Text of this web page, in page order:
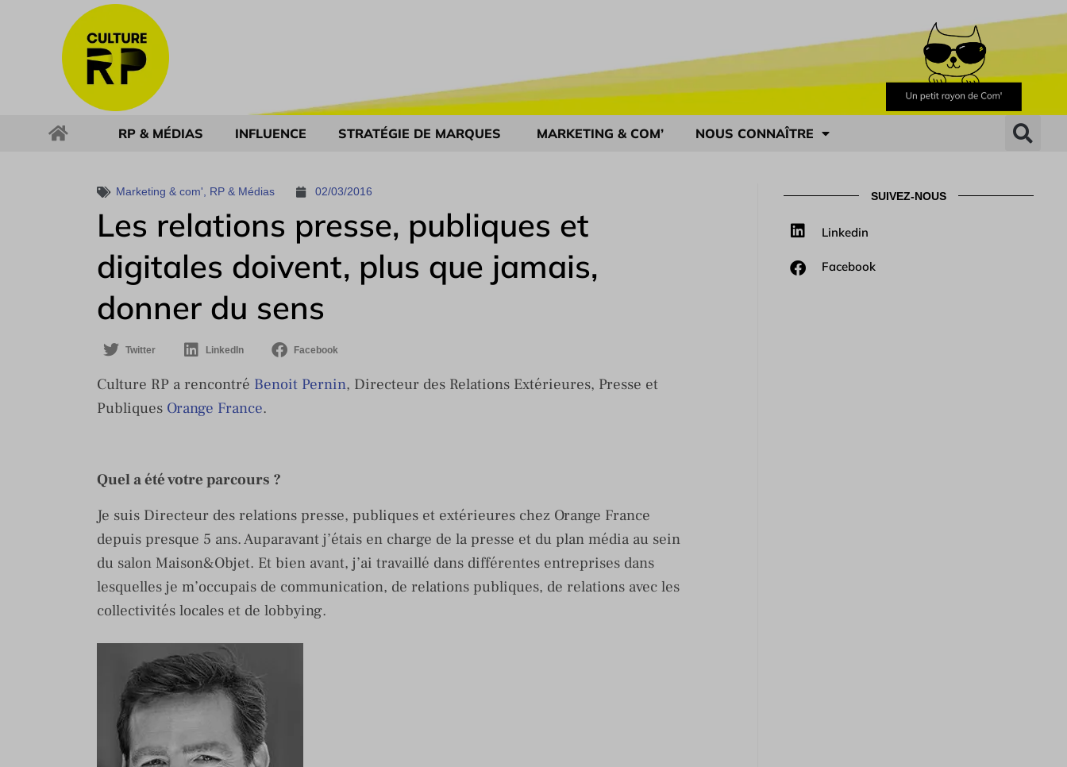
RP & MÉDIAS INFLUENCE STRATÉGIE DE MARQUES MARKETING & COM’ NOUS CONNAÎTRE
Marketing & com' RP & Médias 02/03/2016
Les relations presse, publiques et
digitales doivent, plus que jamais,
donner du sens
Twitter LinkedIn Facebook
Culture RP a rencontré Benoit Pernin, Directeur des Relations Extérieures, Presse et
Publiques Orange France.
Quel a été votre parcours ?
Je suis Directeur des relations presse, publiques et extérieures chez Orange France
depuis presque 5 ans. Auparavant j’étais en charge de la presse et du plan média au sein
du salon Maison&Objet. Et bien avant, j’ai travaillé dans différentes entreprises dans
lesquelles je m’occupais de communication, de relations publiques, de relations avec les
collectivités locales et de lobbying.
SUIVEZ-NOUS
Linkedin
Facebook